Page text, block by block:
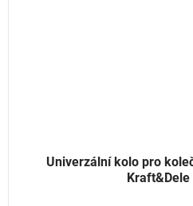
Univerzální kolo pro
Kraft&Dele